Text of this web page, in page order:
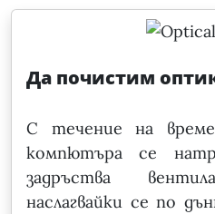
Да почистим
С течение на
компютъра се
задръства
наслагвайки се по